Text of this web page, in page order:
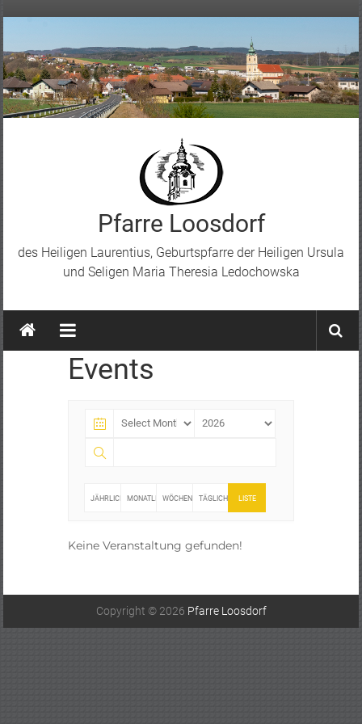
Pfarre Loosdorf
des Heiligen Laurentius, Geburtspfarre der Heiligen Ursula
und Seligen Maria Theresia Ledochowska
Events
JÄHRLICH MONATLICHWÖCHENTLICHTÄGLICH LISTE
Keine Veranstaltung gefunden!
Copyright © 2026 Pfarre Loosdorf